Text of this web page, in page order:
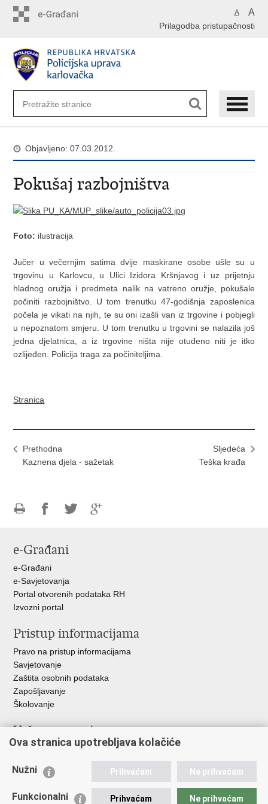
A A
Prilagodba pristupačnosti
Objavljeno: 07.03.2012.
Pokušaj razbojništva
Foto: ilustracija
Jučer u večernjim satima dvije maskirane osobe ušle su u
trgovinu u Karlovcu, u Ulici Izidora Kršnjavog i uz prijetnju
hladnog oružja i predmeta nalik na vatreno oružje, pokušale
počiniti razbojništvo. U tom trenutku 47-godišnja zaposlenica
počela je vikati na njih, te su oni izašli van iz trgovine i pobjegli
u nepoznatom smjeru. U tom trenutku u trgovini se nalazila još
jedna djelatnica, a iz trgovine ništa nije otuđeno niti je itko
ozlijeđen. Policija traga za počiniteljima.
Stranica
Prethodna
Kaznena djela - sažetak
Sljedeća
Teška krađa
FacebookuTwitteru
e-Građani
e-Građani
e-Savjetovanja
Portal otvorenih podataka RH
Izvozni portal
Pristup informacijama
Pravo na pristup informacijama
Savjetovanje
Zaštita osobnih podataka
Zapošljavanje
Školovanje
Važne poveznice
Ministarstvo unutarnjih poslova
Udruge
Policijska akademija
Ova stranica upotrebljava kolačiće
Nužni Prihvaćam Ne prihvaćam
Funkcionalni Prihvaćam Ne prihvaćam